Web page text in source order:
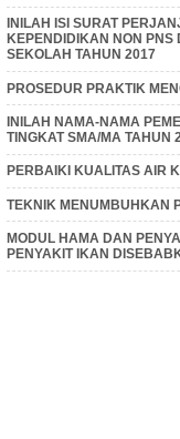
INILAH ISI SURAT
KEPENDIDIKAN NON PNS
SEKOLAH TAHUN 2017
PROSEDUR PRAKTIK
INILAH NAMA-NAMA
TINGKAT SMA/MA TAHUN
PERBAIKI KUALITAS AIR
TEKNIK MENUMBUHKAN
MODUL HAMA DAN
PENYAKIT IKAN